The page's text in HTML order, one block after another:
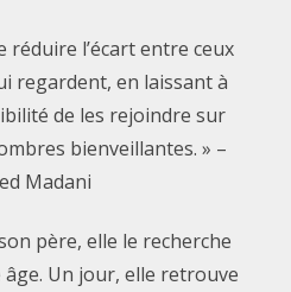
l’écart entre ceux
regardent, en laissant à
de les rejoindre sur
bienveillantes. » –
Madani
père, elle le recherche
Un jour, elle retrouve